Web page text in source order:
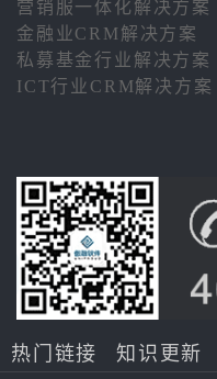
营销服一体化解决方案
金融业CRM解决方案
私募基金行业解决方案
ICT行业CRM解决方案
热门链接 知识更新